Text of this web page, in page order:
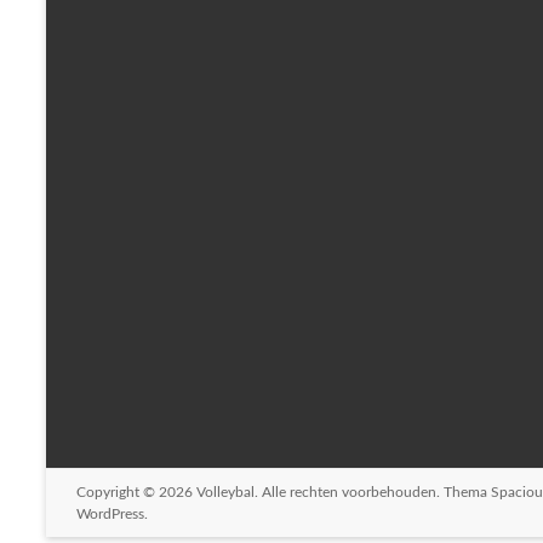
Copyright © 2026 Volleybal . Alle rechten voorbehouden. Thema
WordPress